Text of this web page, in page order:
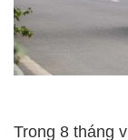
Trong 8 tháng